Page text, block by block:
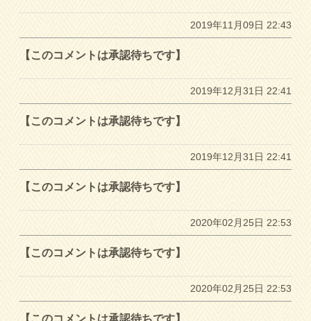
2019年11月09日 22:43
【このコメントは承認待ちです】
2019年12月31日 22:41
【このコメントは承認待ちです】
2019年12月31日 22:41
【このコメントは承認待ちです】
2020年02月25日 22:53
【このコメントは承認待ちです】
2020年02月25日 22:53
【このコメントは承認待ちです】